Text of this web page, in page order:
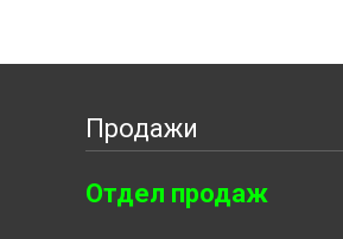
Продажи
Отдел продаж